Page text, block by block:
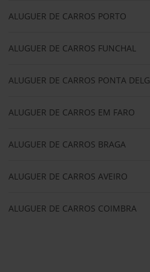
ALUGUER DE CARROS PORTO
ALUGUER DE CARROS FUNCHAL
ALUGUER DE CARROS PONTA
ALUGUER DE CARROS EM FARO
ALUGUER DE CARROS BRAGA
ALUGUER DE CARROS AVEIRO
ALUGUER DE CARROS COIMBRA